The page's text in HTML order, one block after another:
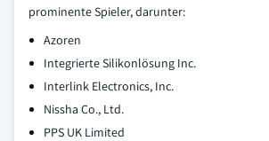
prominente Spieler, darunter:
Azoren
Integrierte Silikonlösung Inc.
Interlink Electronics, Inc.
Nissha Co., Ltd.
PPS UK Limited